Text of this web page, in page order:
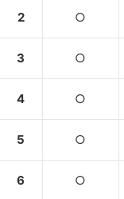
2 ○
3 ○
4 ○
5 ○
6 ○